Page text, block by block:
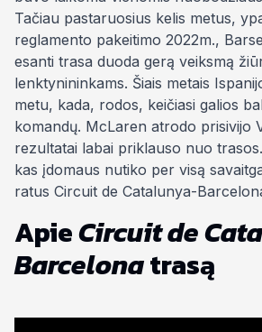
Tačiau pastaruosius kelis metus,
reglamento pakeitimo 2022m.,
esanti trasa duoda gerą veiksmą
lenktynininkams. Šiais metais
metu, kada, rodos, keičiasi galios
komandų. McLaren atrodo prisivijo
rezultatai labai priklauso nuo
kas įdomaus nutiko per visą
ratus Circuit de Catalunya-
ApieCircuit de
Barcelonatrasą